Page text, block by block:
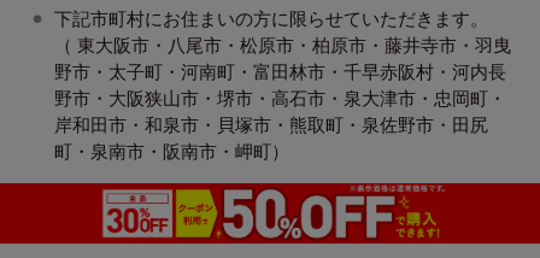
下記市町村にお住まいの方に限らせていただきます。
（ 東大阪市・八尾市・松原市・柏原市・藤井寺市・羽曳
野市・太子町・河南町・富田林市・千早赤阪村・河内長
野市・大阪狭山市・堺市・高石市・泉大津市・忠岡町・
岸和田市・和泉市・貝塚市・熊取町・泉佐野市・田尻
町・泉南市・阪南市・岬町）